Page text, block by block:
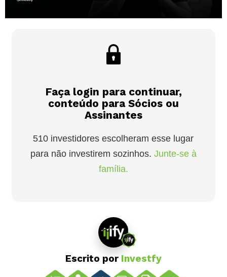
Faça login para continuar,
conteúdo para Sócios ou
Assinantes
510 investidores escolheram esse lugar
para não investirem sozinhos. Junte-se à
família.
Escrito por Investfy